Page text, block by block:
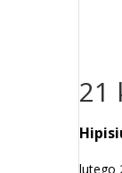
21
lutego